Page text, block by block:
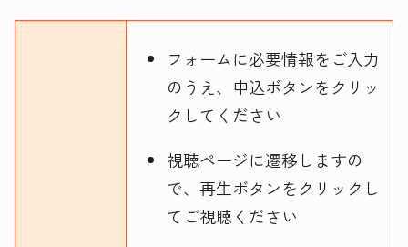
フォームに必要情報をご入力
のうえ、申込ボタンをクリッ
クしてください
視聴ページに遷移しますの
で、再生ボタンをクリックし
てご視聴ください